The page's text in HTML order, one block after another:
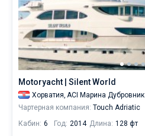
Motoryacht | Silent World
Хорватия, ACI Марина Дубровник
Чартерная компания: Touch Adriatic
Кабин: 6 Год: 2014 Длина: 128 фт